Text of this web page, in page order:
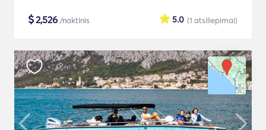
$2,526 /naktinis (1 atsiliepimai)
5.0